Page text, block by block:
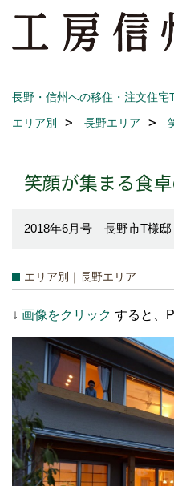
長野・信州への移住・注文住宅
エリア別
長野エリア
笑顔が集まる食
2018年6月号 長野市T様邸
エリア別｜長野エリア
↓ 画像をクリック すると、